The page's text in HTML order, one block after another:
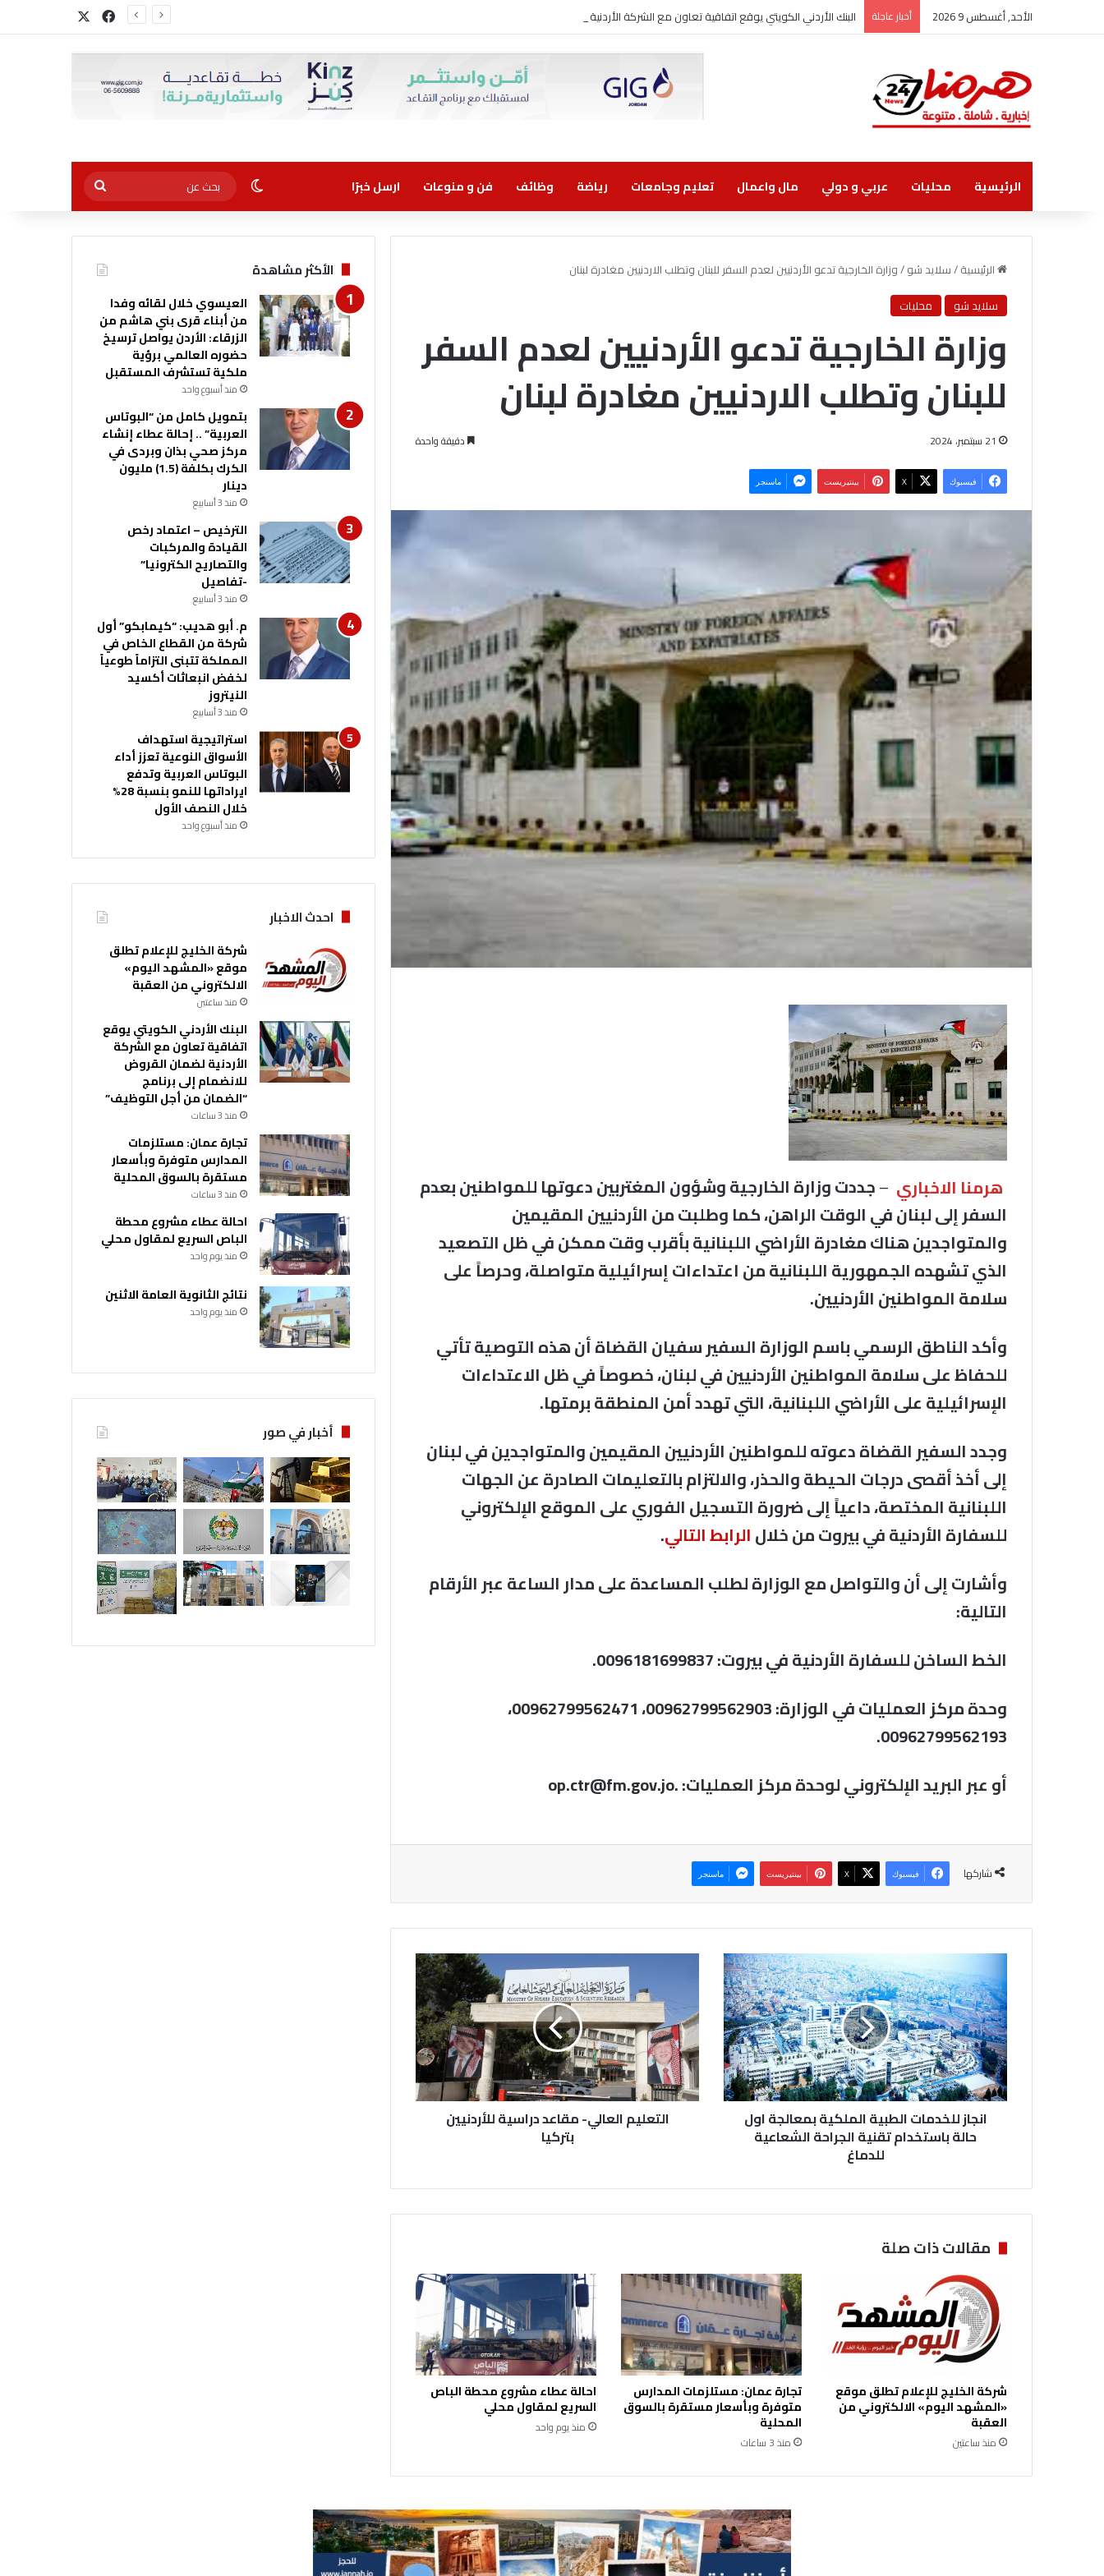
الأحد, أغسطس 9 2026 أخبار عاجلة البنك الأردني الكويتي يوقع اتفاقية تعاون مع الشركة الأردنية لضمان القروض للانضمام إلى برنامج “الضمان من أجل التوظيف” فيسبوك
الرئيسية محليات عربي و دولي مال واعمال تعليم وجامعات رياضة وظائف فن و منوعات ارسل خبرًا الوضع المظلم
بحث
عن
الرئيسية/سلايد شو/وزارة الخارجية تدعو الأردنيين لعدم السفر للبنان وتطلب الاردنيين مغادرة لبنان
سلايد شو
محليات
وزارة الخارجية تدعو الأردنيين لعدم السفر
للبنان وتطلب الاردنيين مغادرة لبنان
21 سبتمبر، 2024 دقيقة واحدة
فيسبوك ‫X بينتيريست ماسنجر
هرمنا الاخباري –جددت وزارة الخارجية وشؤون المغتربين دعوتها للمواطنين بعدم
السفر إلى لبنان في الوقت الراهن، كما وطلبت من الأردنيين المقيمين
والمتواجدين هناك مغادرة الأراضي اللبنانية بأقرب وقت ممكن في ظل التصعيد
الذي تشهده الجمهورية اللبنانية من اعتداءات إسرائيلية متواصلة، وحرصاً على
سلامة المواطنين الأردنيين.
وأكد الناطق الرسمي باسم الوزارة السفير سفيان القضاة أن هذه التوصية تأتي
للحفاظ على سلامة المواطنين الأردنيين في لبنان، خصوصاً في ظل الاعتداءات
الإسرائيلية على الأراضي اللبنانية، التي تهدد أمن المنطقة برمتها.
وجدد السفير القضاة دعوته للمواطنين الأردنيين المقيمين والمتواجدين في لبنان
إلى أخذ أقصى درجات الحيطة والحذر، والالتزام بالتعليمات الصادرة عن الجهات
اللبنانية المختصة، داعياً إلى ضرورة التسجيل الفوري على الموقع الإلكتروني
للسفارة الأردنية في بيروت من خلالالرابط التالي
وأشارت إلى أن والتواصل مع الوزارة لطلب المساعدة على مدار الساعة عبر الأرقام
التالية:
الخط الساخن للسفارة الأردنية في بيروت: 0096181699837.
‏وحدة مركز العمليات في الوزارة: ‏00962799562903، 00962799562471،
00962799562193.
‏أو عبر البريد الإلكتروني لوحدة مركز العمليات: ⁦‪op.ctr@fm.gov.jo.
شاركها فيسبوك ‫X بينتيريست ماسنجر
للخدمات
الطبية
الملكية
بمعالجة
اول
حالة
باستخدام
تقنية
الجراحة
الشعاعية
انجاز للخدمات الطبية الملكية بمعالجة اول
حالة باستخدام تقنية الجراحة الشعاعية
للدماغ
دراسية
للأردنيين
بتركيا
التعليم العالي- مقاعد دراسية للأردنيين
بتركيا
مقالات ذات صلة
شركة الخليج للإعلام تطلق موقع
«المشهد اليوم» الالكتروني من
العقبة
منذ ساعتين
تجارة عمان: مستلزمات المدارس
متوفرة وبأسعار مستقرة بالسوق
المحلية
منذ 3 ساعات
احالة عطاء مشروع محطة الباص
السريع لمقاول محلي
منذ يوم واحد
الأكثر مشاهدة
العيسوي خلال لقائه وفدا
من أبناء قرى بني هاشم من
الزرقاء: الأردن يواصل ترسيخ
حضوره العالمي برؤية
ملكية تستشرف المستقبل
منذ أسبوع واحد
بتمويل كامل من “البوتاس
العربية” .. إحالة عطاء إنشاء
مركز صحي بذان وبردى في
الكرك بكلفة (1.5) مليون
دينار
منذ 3 أسابيع
الترخيص – اعتماد رخص
القيادة والمركبات
والتصاريح الكترونيا”
-تفاصيل
منذ 3 أسابيع
م. أبو هديب: “كيمابكو” أول
شركة من القطاع الخاص في
المملكة تتبنى التزاماً طوعياً
لخفض انبعاثات أكسيد
النيتروز
منذ 3 أسابيع
استراتيجية استهداف
الأسواق النوعية تعزز أداء
البوتاس العربية وتدفع
ايراداتها للنمو بنسبة 28%
خلال النصف الأول
منذ أسبوع واحد
احدث الاخبار
شركة الخليج للإعلام تطلق
موقع «المشهد اليوم»
الالكتروني من العقبة
منذ ساعتين
البنك الأردني الكويتي يوقع
اتفاقية تعاون مع الشركة
الأردنية لضمان القروض
للانضمام إلى برنامج
“الضمان من أجل التوظيف”
منذ 3 ساعات
تجارة عمان: مستلزمات
المدارس متوفرة وبأسعار
مستقرة بالسوق المحلية
منذ 3 ساعات
احالة عطاء مشروع محطة
الباص السريع لمقاول محلي
منذ يوم واحد
نتائج الثانوية العامة الاثنين
منذ يوم واحد
أخبار في صور